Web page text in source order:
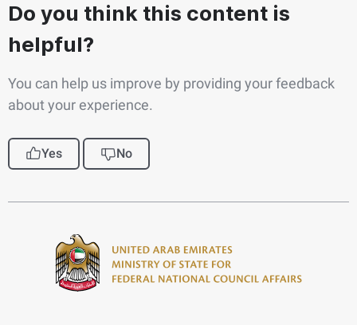
Do you think this content is
helpful?
You can help us improve by providing your feedback
about your experience.
Yes No